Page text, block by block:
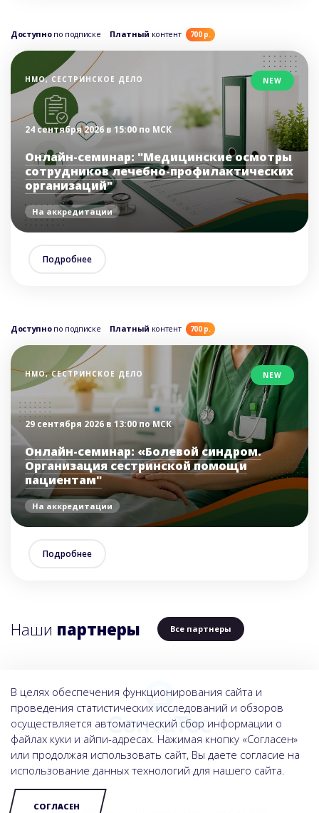
В целях обеспечения функционирования сайта и
проведения статистических исследований и обзоров
осуществляется автоматический сбор информации о
файлах куки и айпи-адресах. Нажимая кнопку «Согласен»
или продолжая использовать сайт, Вы даете согласие на
использование данных технологий для нашего сайта.
СОГЛАСЕН
Доступнопо подписке Платный контент 700 р.
НМО, СЕСТРИНСКОЕ ДЕЛО NEW
24 сентября 2026 в 15:00 по МСК
Онлайн-семинар: "Медицинские осмотры
сотрудников лечебно-профилактических
организаций"
На аккредитации
Подробнее
Доступнопо подписке Платный контент 700 р.
НМО, СЕСТРИНСКОЕ ДЕЛО NEW
29 сентября 2026 в 13:00 по МСК
Онлайн-семинар: «Болевой синдром.
Организация сестринской помощи
пациентам"
На аккредитации
Подробнее
Наши партнеры Все партнеры